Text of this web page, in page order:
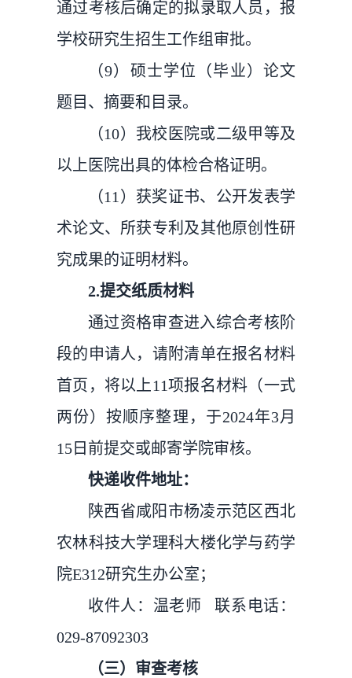
通过考核后确定的拟录取人员，报
学校研究生招生工作组审批。
（9）硕士学位（毕业）论文
题目、摘要和目录。
（10）我校医院或二级甲等及
以上医院出具的体检合格证明。
（11）获奖证书、公开发表学
术论文、所获专利及其他原创性研
究成果的证明材料。
2.提交纸质材料
通过资格审查进入综合考核阶
段的申请人，请附清单在报名材料
首页，将以上11项报名材料（一式
两份）按顺序整理，于2024年3月
15日前提交或邮寄学院审核。
快递收件地址：
陕西省咸阳市杨凌示范区西北
农林科技大学理科大楼化学与药学
院E312研究生办公室；
收件人：温老师 联系电话：
029-87092303
（三）审查考核